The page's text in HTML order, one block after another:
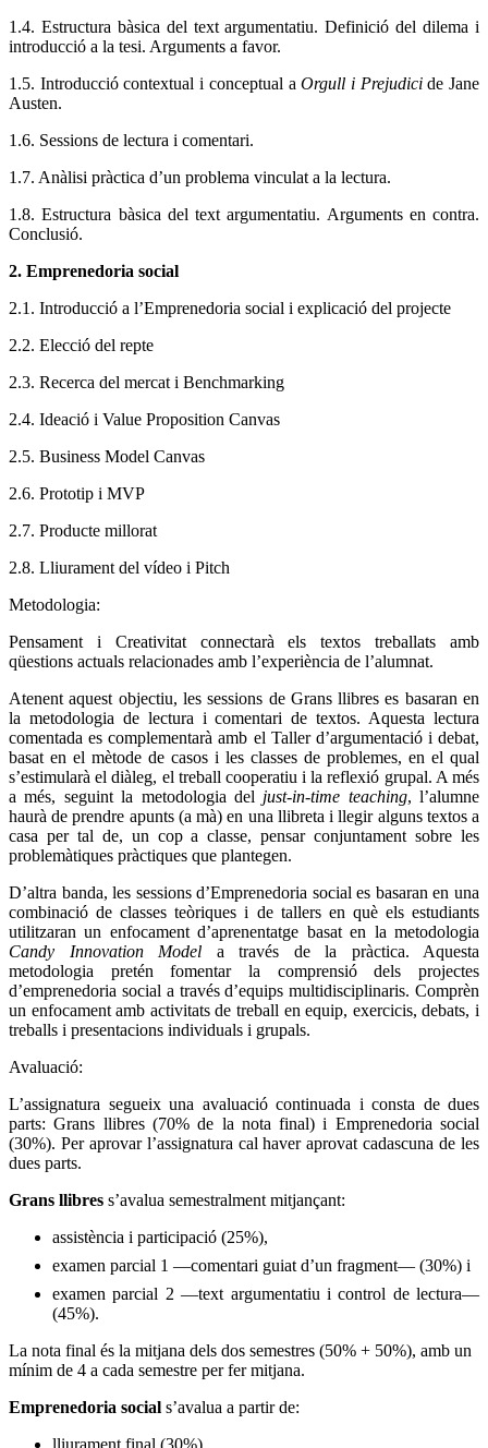
1.4. Estructura bàsica del text argumentatiu. Definició del dilema i
introducció a la tesi. Arguments a favor.
1.5. Introducció contextual i conceptual aOrgull i Prejudicide Jane
Austen.
1.6. Sessions de lectura i comentari.
1.7. Anàlisi pràctica d’un problema vinculat a la lectura.
1.8. Estructura bàsica del text argumentatiu. Arguments en contra.
Conclusió.
2. Emprenedoria social
2.1. Introducció a l’Emprenedoria social i explicació del projecte
2.2. Elecció del repte
2.3. Recerca del mercat i Benchmarking
2.4. Ideació i Value Proposition Canvas
2.5. Business Model Canvas
2.6. Prototip i MVP
2.7. Producte millorat
2.8. Lliurament del vídeo i Pitch
Metodologia:
Pensament i Creativitat connectarà els textos treballats amb
qüestions actuals relacionades amb l’experiència de l’alumnat.
Atenent aquest objectiu, les sessions de Grans llibres es basaran en
la metodologia de lectura i comentari de textos. Aquesta lectura
comentada es complementarà amb el Taller d’argumentació i debat,
basat en el mètode de casos i les classes de problemes, en el qual
s’estimularà el diàleg, el treball cooperatiu i la reflexió grupal. A més
a més, seguint la metodologia del just-in-time teaching, l’alumne
haurà de prendre apunts (a mà) en una llibreta i llegir alguns textos a
casa per tal de, un cop a classe, pensar conjuntament sobre les
problemàtiques pràctiques que plantegen.
D’altra banda, les sessions d’Emprenedoria social es basaran en una
combinació de classes teòriques i de tallers en què els estudiants
utilitzaran un enfocament d’aprenentatge basat en la metodologia
Candy Innovation Model a través de la pràctica. Aquesta
metodologia pretén fomentar la comprensió dels projectes
d’emprenedoria social a través d’equips multidisciplinaris. Comprèn
un enfocament amb activitats de treball en equip, exercicis, debats, i
treballs i presentacions individuals i grupals.
Avaluació:
L’assignatura segueix una avaluació continuada i consta de dues
parts: Grans llibres (70% de la nota final) i Emprenedoria social
(30%). Per aprovar l’assignatura cal haver aprovat cadascuna de les
dues parts.
Grans llibres s’avalua semestralment mitjançant:
assistència i participació (25%),
examen parcial 1 —comentari guiat d’un fragment— (30%) i
examen parcial 2 —text argumentatiu i control de lectura—
(45%).
La nota final és la mitjana dels dos semestres (50% + 50%), amb un
mínim de 4 a cada semestre per fer mitjana.
Emprenedoria social s’avalua a partir de:
lliurament final (30%),